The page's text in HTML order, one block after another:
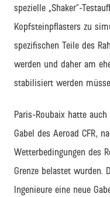
spezielle „Shaker“-
Kopfsteinpflasters zu
spezifischen Teile des
werden und daher am
stabilisiert werden
Paris-Roubaix hatte
Gabel des Aeroad CFR,
Wetterbedingungen des
Grenze belastet wurden.
Ingenieure eine neue